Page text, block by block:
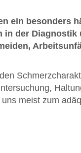
ein besonders
in der Diagnostik
meist zum